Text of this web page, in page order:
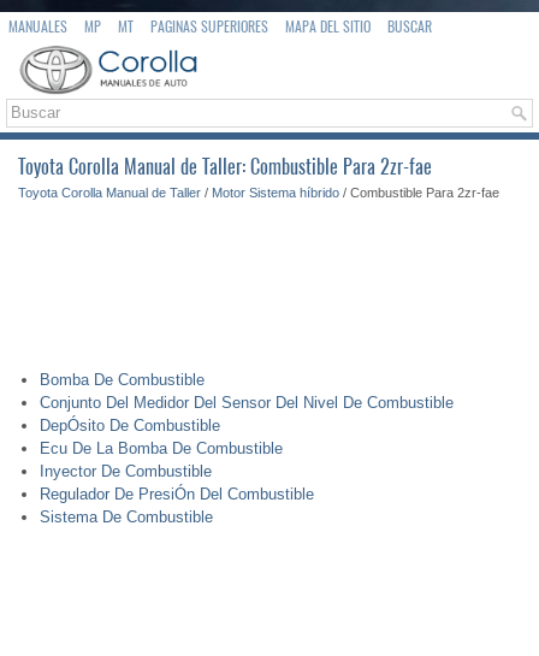
MANUALES MP MT PAGINAS SUPERIORES MAPA DEL SITIO BUSCAR
Toyota Corolla Manual de Taller: Combustible Para 2zr-fae
Toyota Corolla Manual de Taller / Motor Sistema híbrido / Combustible Para 2zr-fae
Bomba De Combustible
Conjunto Del Medidor Del Sensor Del Nivel De Combustible
DepÓsito De Combustible
Ecu De La Bomba De Combustible
Inyector De Combustible
Regulador De PresiÓn Del Combustible
Sistema De Combustible